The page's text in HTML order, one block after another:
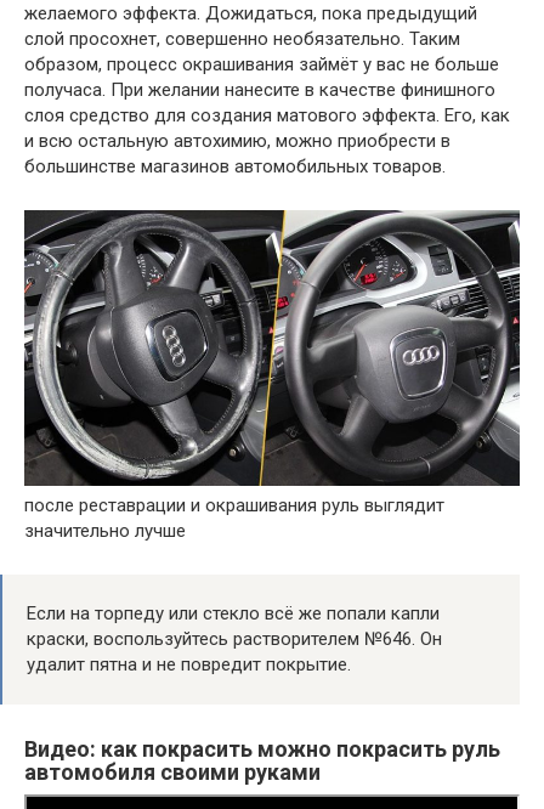
желаемого эффекта. Дожидаться, пока предыдущий
слой просохнет, совершенно необязательно. Таким
образом, процесс окрашивания займёт у вас не больше
получаса. При желании нанесите в качестве финишного
слоя средство для создания матового эффекта. Его, как
и всю остальную автохимию, можно приобрести в
большинстве магазинов автомобильных товаров.
после реставрации и окрашивания руль выглядит
значительно лучше
Если на торпеду или стекло всё же попали капли
краски, воспользуйтесь растворителем №646. Он
удалит пятна и не повредит покрытие.
Видео: как покрасить можно покрасить руль
автомобиля своими руками